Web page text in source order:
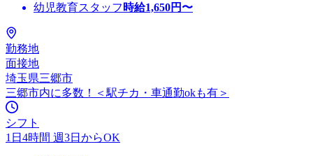
幼児教育スタッフ 時給1,650円〜
勤務地
面接地
埼玉県三郷市
三郷市内に多数！＜駅チカ・車通勤okも有＞
シフト
1日4時間 週3日からOK